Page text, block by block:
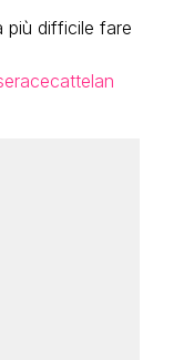
più difficile fare